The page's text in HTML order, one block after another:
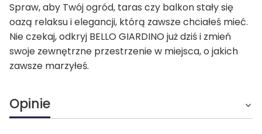
Spraw, aby Twój ogród, taras czy balkon stały się
oazą relaksu i elegancji, którą zawsze chciałeś mieć.
Nie czekaj, odkryj BELLO GIARDINO już dziś i zmień
swoje zewnętrzne przestrzenie w miejsca, o jakich
zawsze marzyłeś.
Opinie